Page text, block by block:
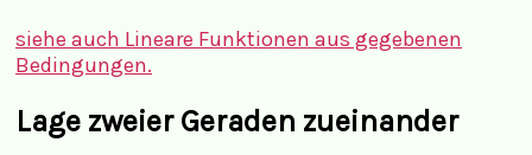
siehe auch Lineare Funktionen aus gegebenen
Bedingungen.
Lage zweier Geraden zueinander